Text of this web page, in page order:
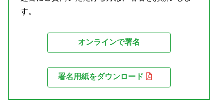
す。
オンラインで署名
署名用紙をダウンロード